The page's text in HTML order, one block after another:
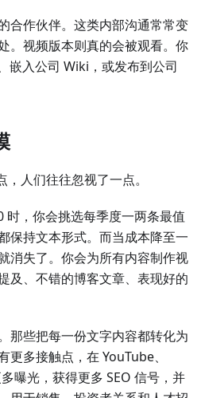
合作伙伴。这类内部沟通常常变
。视频版本则真的会被观看。你
嵌入公司 Wiki，或发布到公司
，人们往往忽视了一点。
时，你会挑选每季度一两条最值
保持文本形式。而当成本降至一
消失了。你会为所有内容制作视
及、不错的博客文章、表现好的
那些把每一份文字内容都转化为
多接触点，在 YouTube、
曝光，获得更多 SEO 信号，并